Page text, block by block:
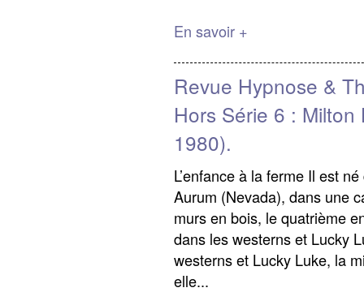
En savoir +
Revue Hypnose &
Hors Série 6 :
1980).
L’enfance à la ferme Il est
Aurum (Nevada), dans une
murs en bois, le quatrième
dans les westerns et Lucky
westerns et Lucky Luke, la
elle...